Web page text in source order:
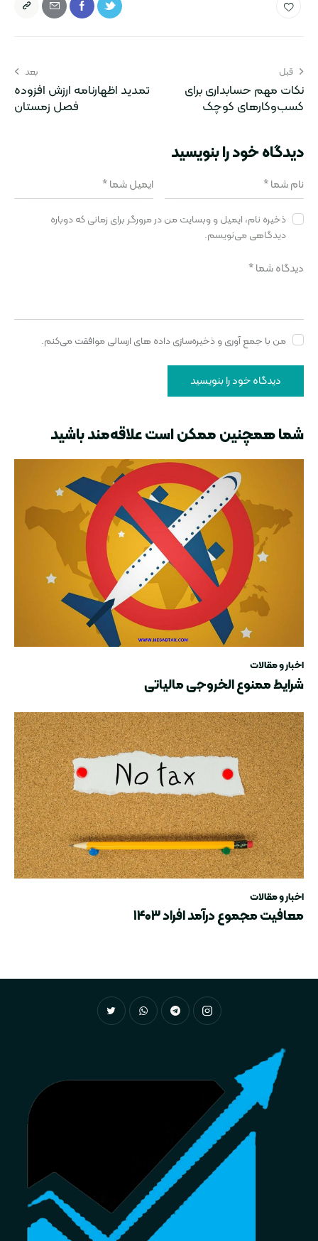
قبل
نکات مهم حسابداری برای
کسب‌وکارهای کوچک
بعد
تمدید اظهارنامه ارزش افزوده
فصل زمستان
دیدگاه‌ خود را بنویسید
ذخیره نام، ایمیل و وبسایت من در مرورگر برای زمانی که دوباره
دیدگاهی می‌نویسم.
من با جمع آوری و ذخیره‌سازی داده های ارسالی موافقت می‌کنم.
شما همچنین ممکن است علاقه‌مند باشید
اخبار و مقالات
شرایط ممنوع الخروجی مالیاتی
اخبار و مقالات
معافیت مجموع درآمد افراد ۱۴۰۳